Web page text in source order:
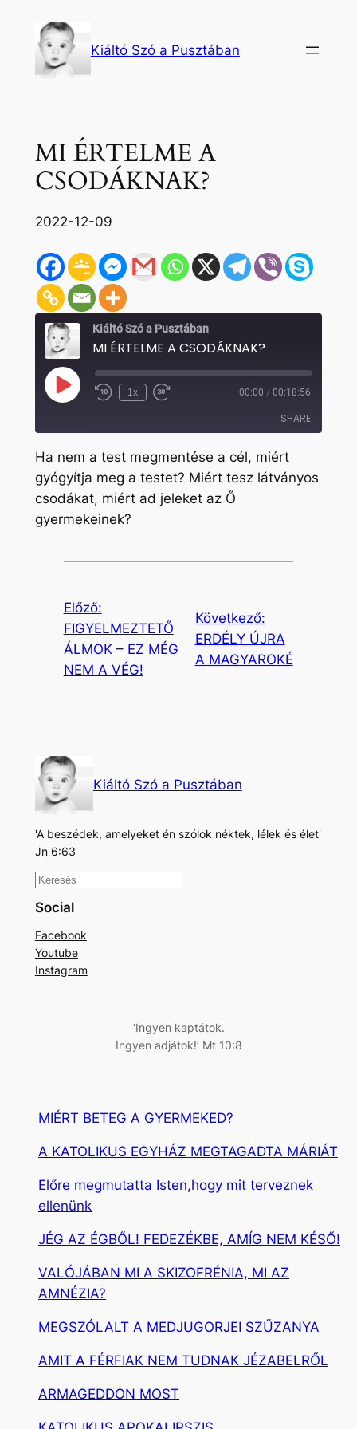
tartalomhoz
Kiáltó Szó a Pusztában
MI ÉRTELME A
CSODÁKNAK?
2022-12-09
Kiáltó Szó a Pusztában
MI ÉRTELME A CSODÁKNAK?
Play
Episode Rewind
1x
Fast
seconds
00:00 / 00:18:56
SHARE
SHARE
LINK
EMBED
Ha nem a test megmentése a cél, miért
gyógyítja meg a testet? Miért tesz látványos
csodákat, miért ad jeleket az Ő
gyermekeinek?
Előző:
FIGYELMEZTETŐ
ÁLMOK – EZ MÉG
NEM A VÉG!
Következő:
ERDÉLY ÚJRA
A MAGYAROKÉ
Kiáltó Szó a Pusztában
'A beszédek, amelyeket én szólok néktek, lélek és élet'
Jn 6:63
K
e
e
s
Social
Facebook
Youtube
Instagram
‘Ingyen kaptátok.
Ingyen adjátok!’ Mt 10:8
MIÉRT BETEG A GYERMEKED?
A KATOLIKUS EGYHÁZ MEGTAGADTA MÁRIÁT
Előre megmutatta Isten,hogy mit terveznek
ellenünk
JÉG AZ ÉGBŐL! FEDEZÉKBE, AMÍG NEM KÉSŐ!
VALÓJÁBAN MI A SKIZOFRÉNIA, MI AZ
AMNÉZIA?
MEGSZÓLALT A MEDJUGORJEI SZŰZANYA
AMIT A FÉRFIAK NEM TUDNAK JÉZABELRŐL
ARMAGEDDON MOST